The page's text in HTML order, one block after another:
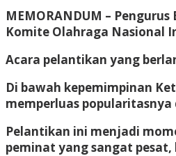
MEMORANDUM –
Komite Olahraga Nasional
Acara pelantikan yang
​Di bawah kepemimpinan
memperluas
​Pelantikan ini menjadi
peminat yang sangat